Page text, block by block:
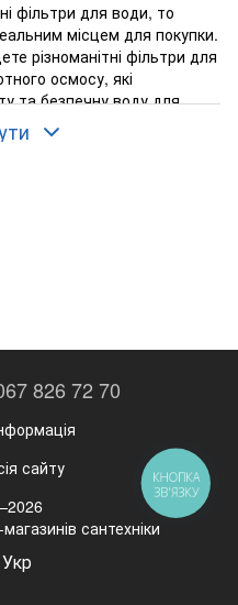
фільтри для води, то
місцем для покупки.
різноманітні фільтри для
осмосу, які
та безпечну воду для
день. Фільтри
видалити з води
хімічні сполуки, бактерії та
для пиття та
фільтри зворотного
мінералів у воді,
про вашу техніку, що
води, зверніться до нас.
826 72 70
сайту
сантехніки
Укр
КНОПКА
ЗВ'ЯЗКУ